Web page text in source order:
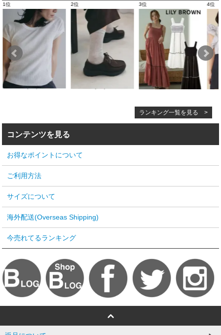
ランキング一覧を見る >
コンテンツを見る
お得なポイントについて
ご利用方法
サイズについて
海外配送(Overseas Shipping)
今売れてるランキング